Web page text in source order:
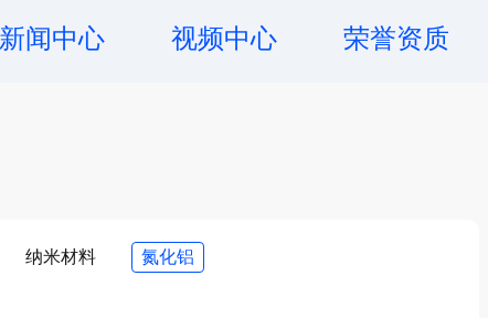
新闻中心 视频中心 荣誉资质
纳米材料 氮化铝